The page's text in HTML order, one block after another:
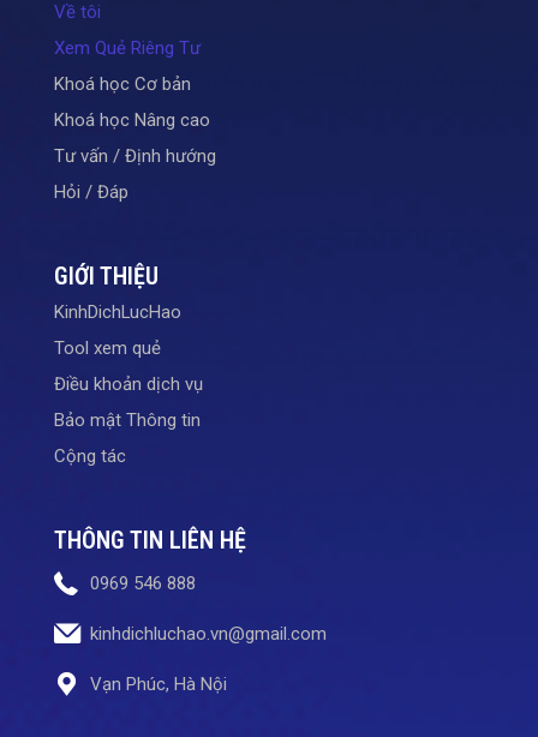
Về tôi
Xem Quẻ Riêng Tư
Khoá học Cơ bản
Khoá học Nâng cao
Tư vấn / Định hướng
Hỏi / Đáp
GIỚI THIỆU
KinhDichLucHao
Tool xem quẻ
Điều khoản dịch vụ
Bảo mật Thông tin
Cộng tác
THÔNG TIN LIÊN HỆ
0969 546 888
kinhdichluchao.vn@gmail.com
Vạn Phúc, Hà Nội